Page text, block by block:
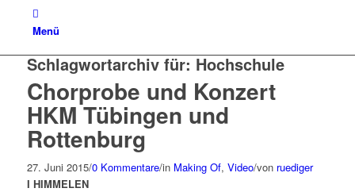
Menü
Schlagwortarchiv für: Hochschule
Chorprobe und Konzert
HKM Tübingen und
Rottenburg
27. Juni 2015/0 Kommentare/in Making Of, Video/von ruediger
I HIMMELEN